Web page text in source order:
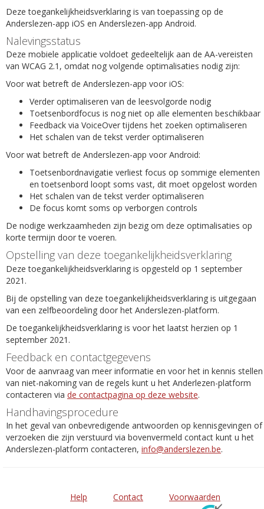
Deze toegankelijkheidsverklaring is van toepassing op de
Anderslezen-app iOS en Anderslezen-app Android.
Nalevingsstatus
Deze mobiele applicatie voldoet gedeeltelijk aan de AA-vereisten
van WCAG 2.1, omdat nog volgende optimalisaties nodig zijn:
Voor wat betreft de Anderslezen-app voor iOS:
Verder optimaliseren van de leesvolgorde nodig
Toetsenbordfocus is nog niet op alle elementen beschikbaar
Feedback via VoiceOver tijdens het zoeken optimaliseren
Het schalen van de tekst verder optimaliseren
Voor wat betreft de Anderslezen-app voor Android:
Toetsenbordnavigatie verliest focus op sommige elementen
en toetsenbord loopt soms vast, dit moet opgelost worden
Het schalen van de tekst verder optimaliseren
De focus komt soms op verborgen controls
De nodige werkzaamheden zijn bezig om deze optimalisaties op
korte termijn door te voeren.
Opstelling van deze toegankelijkheidsverklaring
Deze toegankelijkheidsverklaring is opgesteld op 1 september
2021.
Bij de opstelling van deze toegankelijkheidsverklaring is uitgegaan
van een zelfbeoordeling door het Anderslezen-platform.
De toegankelijkheidsverklaring is voor het laatst herzien op 1
september 2021.
Feedback en contactgegevens
Voor de aanvraag van meer informatie en voor het in kennis stellen
van niet-nakoming van de regels kunt u het Anderlezen-platform
contacteren via de contactpagina op deze website.
Handhavingsprocedure
In het geval van onbevredigende antwoorden op kennisgevingen of
verzoeken die zijn verstuurd via bovenvermeld contact kunt u het
Anderslezen-platform contacteren, info@anderslezen.be.
Help Contact
Voorwaarden